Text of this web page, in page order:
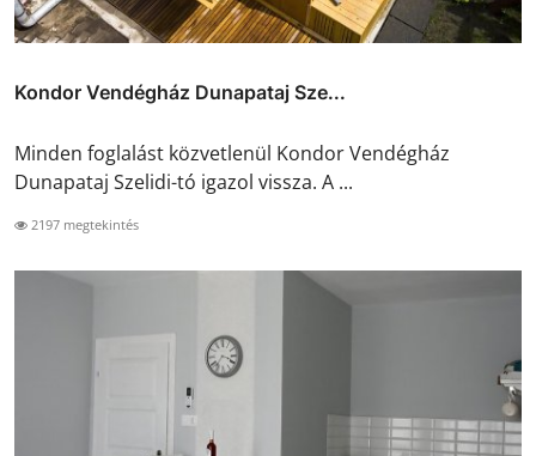
Kondor Vendégház Dunapataj Sze...
Minden foglalást közvetlenül Kondor Vendégház
Dunapataj Szelidi-tó igazol vissza. A ...
2197 megtekintés